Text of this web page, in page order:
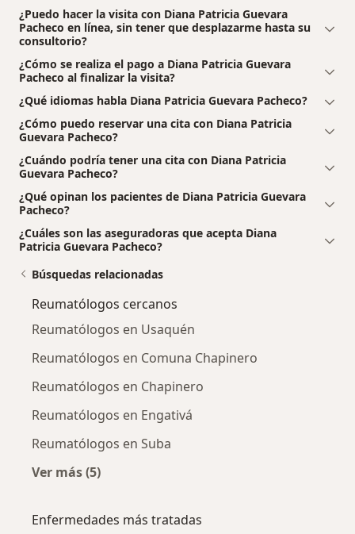
¿Puedo hacer la visita con Diana Patricia Guevara
Pacheco en línea, sin tener que desplazarme hasta su
consultorio?
¿Cómo se realiza el pago a Diana Patricia Guevara
Pacheco al finalizar la visita?
¿Qué idiomas habla Diana Patricia Guevara Pacheco?
¿Cómo puedo reservar una cita con Diana Patricia
Guevara Pacheco?
¿Cuándo podría tener una cita con Diana Patricia
Guevara Pacheco?
¿Qué opinan los pacientes de Diana Patricia Guevara
Pacheco?
¿Cuáles son las aseguradoras que acepta Diana
Patricia Guevara Pacheco?
Búsquedas relacionadas
Reumatólogos cercanos
Reumatólogos en Usaquén
Reumatólogos en Comuna Chapinero
Reumatólogos en Chapinero
Reumatólogos en Engativá
Reumatólogos en Suba
Ver más (5)
Enfermedades más tratadas